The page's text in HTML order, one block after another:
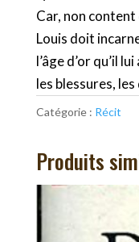
Car, non content
Louis doit
l’âge d’or qu’il
les blessures,
Catégorie : Récit
Produits